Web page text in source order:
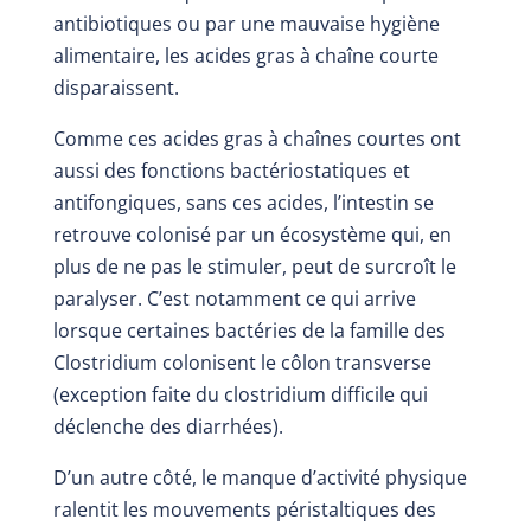
antibiotiques ou par une mauvaise hygiène
alimentaire, les acides gras à chaîne courte
disparaissent.
Comme ces acides gras à chaînes courtes ont
aussi des fonctions bactériostatiques et
antifongiques, sans ces acides, l’intestin se
retrouve colonisé par un écosystème qui, en
plus de ne pas le stimuler, peut de surcroît le
paralyser. C’est notamment ce qui arrive
lorsque certaines bactéries de la famille des
Clostridium colonisent le côlon transverse
(exception faite du clostridium difficile qui
déclenche des diarrhées).
D’un autre côté, le manque d’activité physique
ralentit les mouvements péristaltiques des